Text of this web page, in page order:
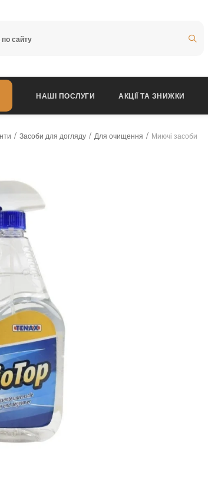
НАШІ ПОСЛУГИ АКЦІЇ ТА ЗНИЖКИ
Засоби для догляду Для очищення Миючі засоби